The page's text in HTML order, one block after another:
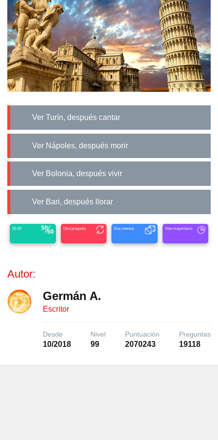
Ver Turín, después cantar
Ver Nápoles, después morir
Ver Bolonia, después vivir
Ver Bari, después llorar
50-50 Otra pregunta Dos intentos Voto mayoritario
Autor:
Germán A.
Escritor
Desde
10/2018
Nivel
99
Puntuación
2070243
Preguntas
19118